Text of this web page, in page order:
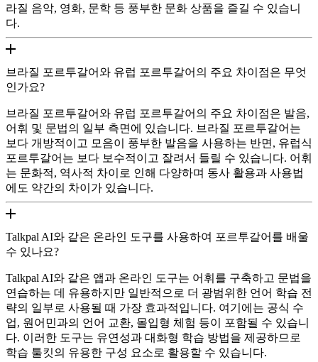
라질 음악, 영화, 문학 등 풍부한 문화 상품을 즐길 수 있습니
다.
브라질 포르투갈어와 유럽 포르투갈어의 주요 차이점은 무엇
인가요?
브라질 포르투갈어와 유럽 포르투갈어의 주요 차이점은 발음,
어휘 및 문법의 일부 측면에 있습니다. 브라질 포르투갈어는
보다 개방적이고 모음이 풍부한 발음을 사용하는 반면, 유럽식
포르투갈어는 보다 보수적이고 잘려서 들릴 수 있습니다. 어휘
는 문화적, 역사적 차이로 인해 다양하며 동사 활용과 사용법
에도 약간의 차이가 있습니다.
Talkpal AI와 같은 온라인 도구를 사용하여 포르투갈어를 배울
수 있나요?
Talkpal AI와 같은 앱과 온라인 도구는 어휘를 구축하고 문법을
연습하는 데 유용하지만 일반적으로 더 광범위한 언어 학습 전
략의 일부로 사용될 때 가장 효과적입니다. 여기에는 공식 수
업, 원어민과의 언어 교환, 몰입형 체험 등이 포함될 수 있습니
다. 이러한 도구는 유연성과 대화형 학습 방법을 제공하므로
학습 툴킷의 유용한 구성 요소로 활용할 수 있습니다.